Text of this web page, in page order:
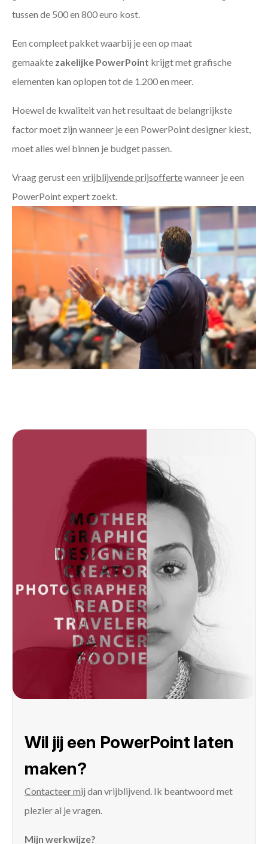
tussen de 500 en 800 euro kost.
Een compleet pakket waarbij je een op maat
gemaakte zakelijke PowerPoint krijgt met grafische
elementen kan oplopen tot de 1.200 en meer.
Hoewel de kwaliteit van het resultaat de belangrijkste
factor moet zijn wanneer je een PowerPoint designer kiest,
moet alles wel binnen je budget passen.
Vraag gerust een vrijblijvende prijsoffertewanneer je een
PowerPoint expert zoekt.
Wil jij een PowerPoint laten
maken?
Contacteer mij dan vrijblijvend. Ik beantwoord met
plezier al je vragen.
Mijn werkwijze?